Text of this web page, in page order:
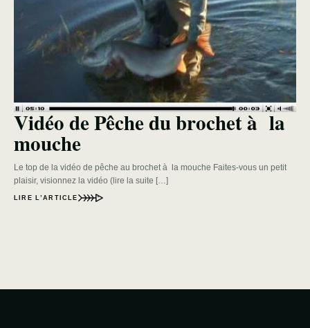
Vidéo de Pêche du brochet à la
mouche
Le top de la vidéo de pêche au brochet à la mouche Faites-vous un petit
plaisir, visionnez la vidéo (lire la suite […]
LIRE L’ARTICLE